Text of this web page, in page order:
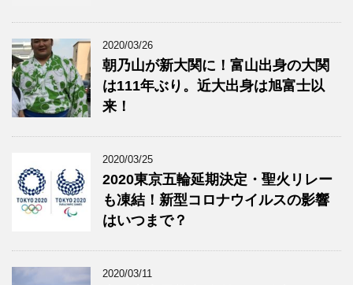
2020/03/26
朝乃山が新大関に！富山出身の大関
は111年ぶり。近大出身は旭富士以
来！
2020/03/25
2020東京五輪延期決定・聖火リレー
も凍結！新型コロナウイルスの影響
はいつまで？
2020/03/11